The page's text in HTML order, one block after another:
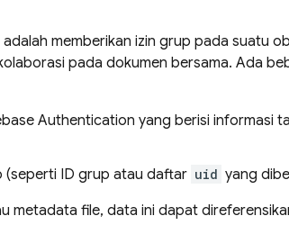
memberikan izin grup pada suatu
pada dokumen bersama. Ada
Authentication yang berisi informasi
(seperti ID grup atau daftar uid yang
metadata file, data ini dapat